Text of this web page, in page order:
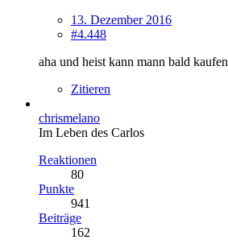
13. Dezember 2016
#4.448
aha und heist kann mann bald kaufen
Zitieren
chrismelano
Im Leben des Carlos
Reaktionen
80
Punkte
941
Beiträge
162